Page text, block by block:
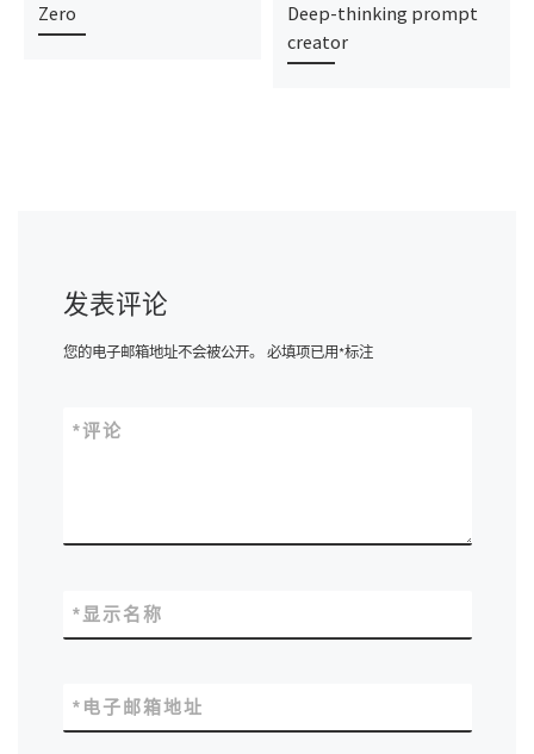
Zero
Deep-thinking prompt
creator
发表评论
您的电子邮箱地址不会被公开。 必填项已用*标注
评论
*
显示名称
*
电子邮箱地址
*